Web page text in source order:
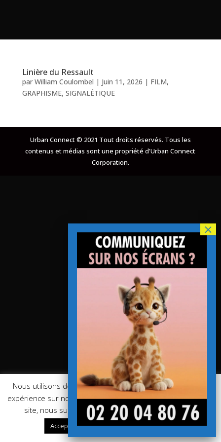
Linière du Ressault
par William Coulombel | Juin 11, 2026 | FILM,
GRAPHISME, SIGNALÉTIQUE
Urban Connect © 2021 Tout droits réservés. Tous les
contenus et médias sont une propriété d'Urban Connect
Corporation.
Nous utilisons des cookies pour vous garantir la meilleure
expérience sur notre site web. Si vous continuez à utiliser ce
site, nous supposerons que vous en êtes satisfait.
Accepter Rejeter En savoir plus